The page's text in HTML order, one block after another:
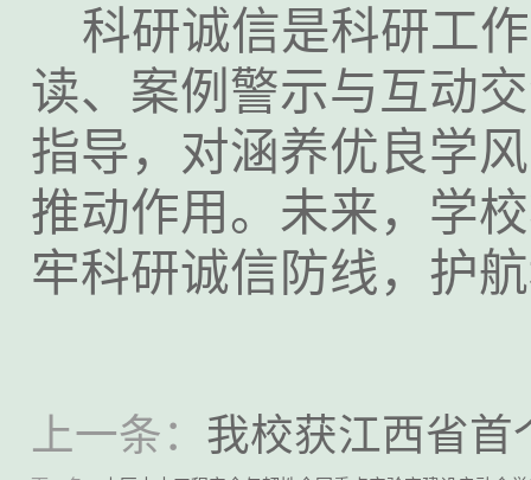
科研诚信是科研工
读、案例警示与互动
指导，对涵养优良学
推动作用。未来，学
牢科研诚信防线，护
上一条： 我校获江西省首